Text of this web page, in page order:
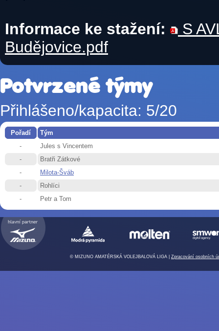
Informace ke stažení:
S
Budějovice.pdf
Potvrzené týmy
Přihlášeno/kapacita: 5/20
Pořadí
Tým
-
Jules s Vincentem
-
Bratři Zátkové
-
Milota-Šváb
-
Rohlíci
-
Petr a Tom
© MIZUNO AMATÉRSKÁ VOLEJBALOVÁ LIGA | Zpracování osobních